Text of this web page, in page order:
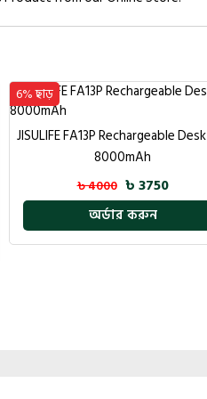
16% ছাড়
Havit ST7026 RGB LED Ring
With Tripod
৳ 2200 ৳ 1850
অর্ডার করুন